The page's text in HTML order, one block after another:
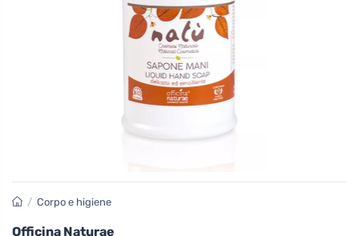
/ Corpo e higiene
Officina Naturae